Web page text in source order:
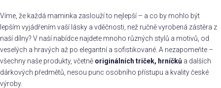
l
á
d
a
c
í
p
Víme, že každá maminka zaslouží to nejlepší – a co by mohlo být
lepším vyjádřením vaší lásky a vděčnosti, než ručně vyrobená zástěra z
naší dílny? V naší nabídce najdete mnoho různých stylů a motivů, od
veselých a hravých až po elegantní a sofistikované. A nezapomeňte –
všechny naše produkty, včetně originálních triček, hrníčků a dalších
dárkových předmětů, nesou punc osobního přístupu a kvality české
výroby.